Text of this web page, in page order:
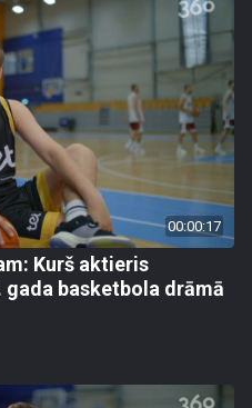
00:00:17
Kurš aktieris
basketbola drāmā